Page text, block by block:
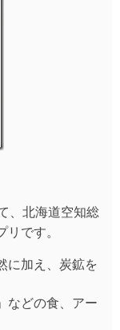
、北海道空知総
です。
に加え、炭鉱を
などの食、アー